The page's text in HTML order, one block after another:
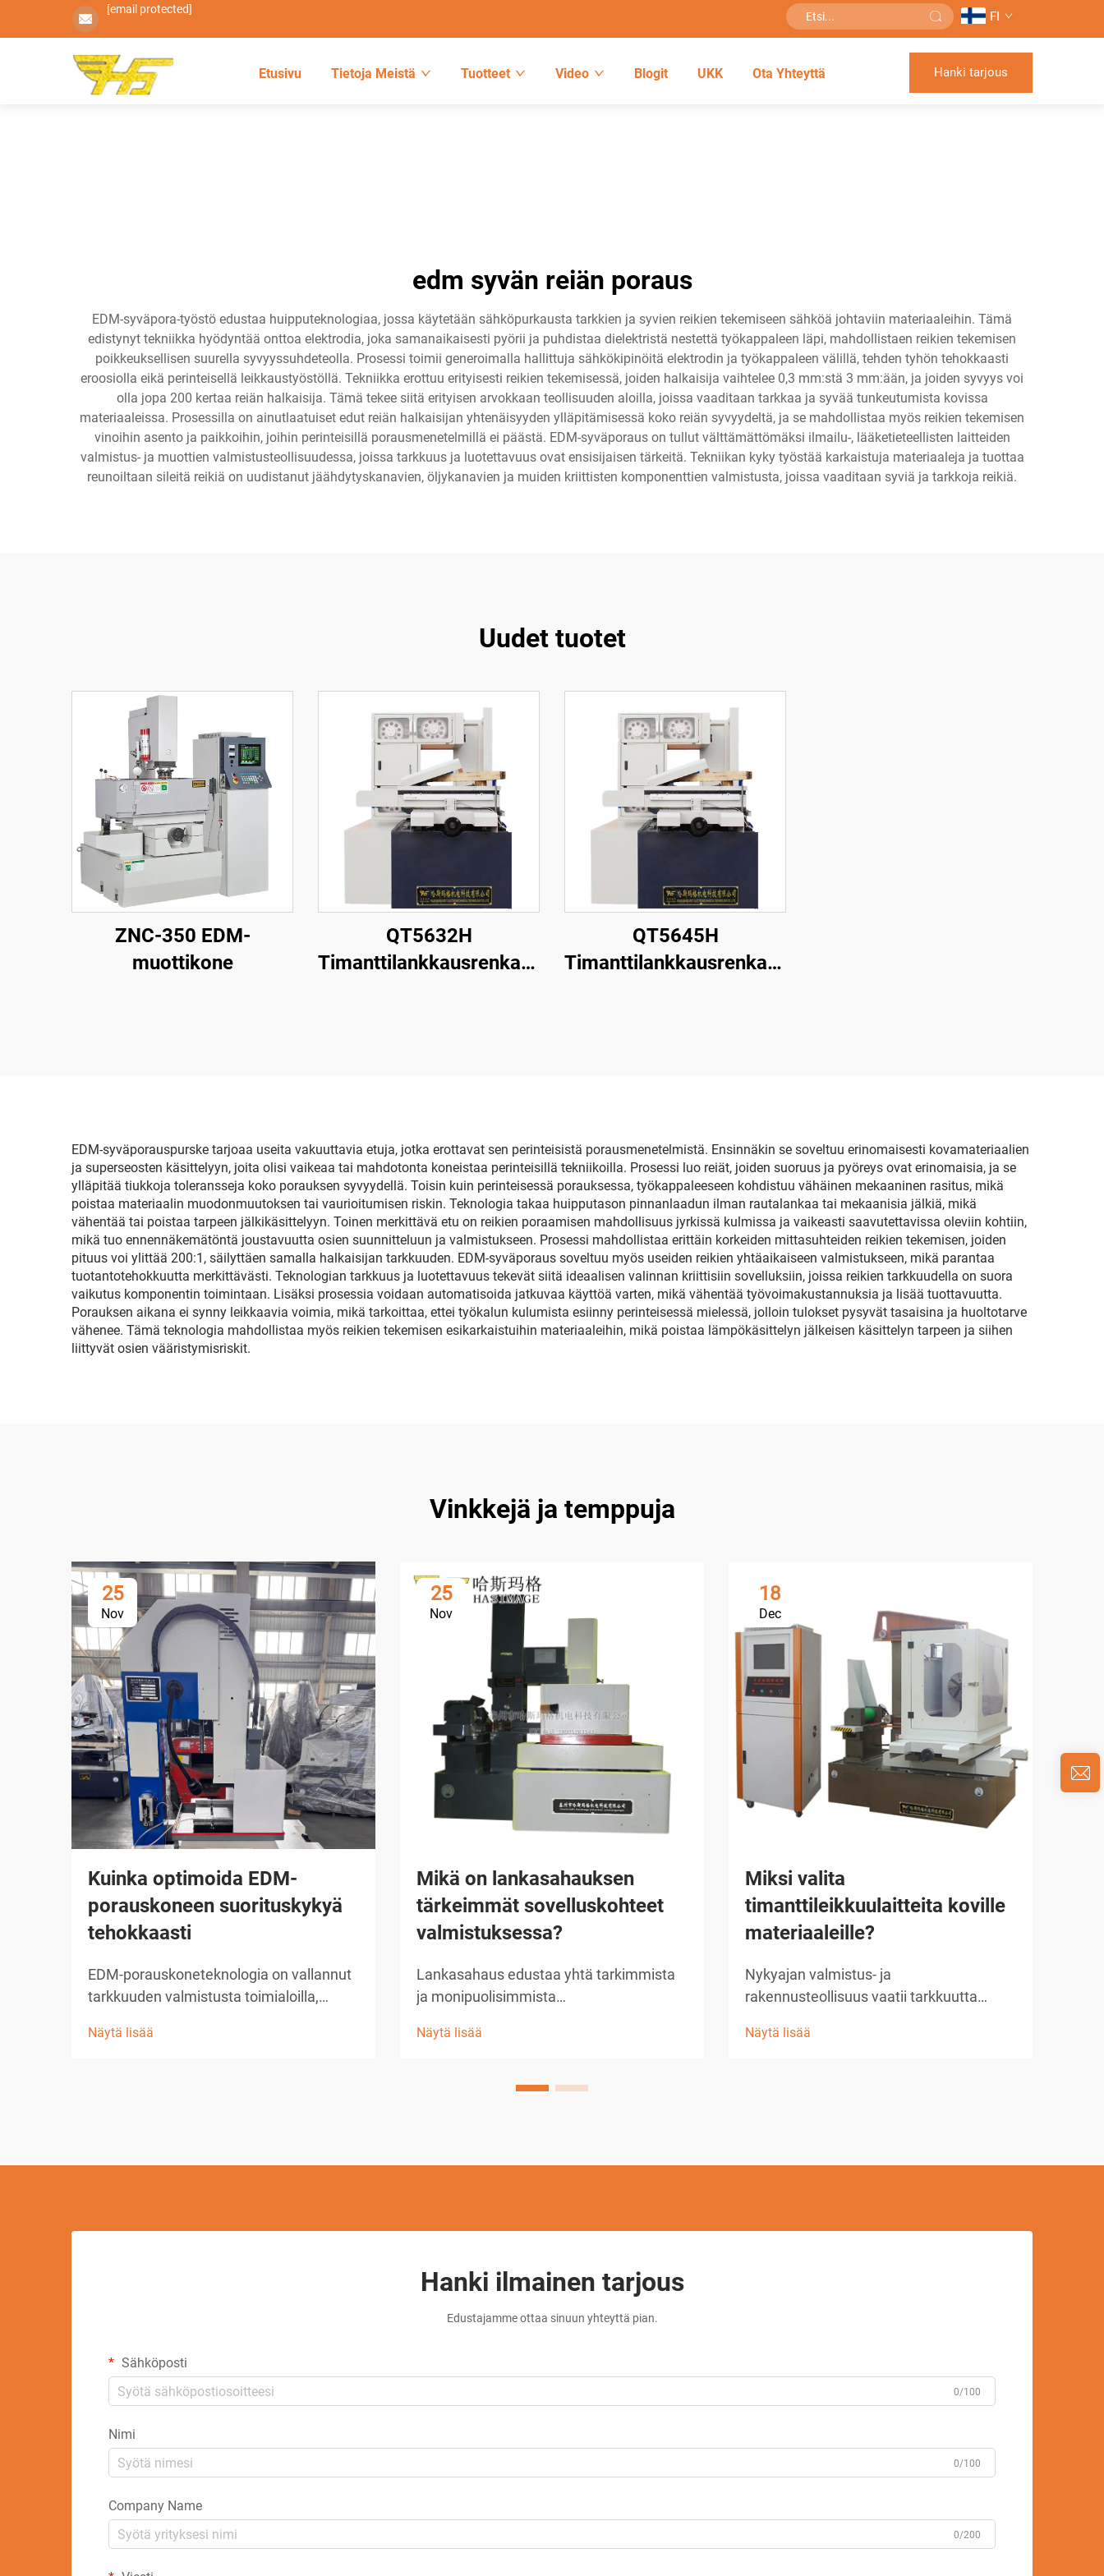
[email protected] FI
Etusivu Tietoja Meistä Tuotteet Video Blogit UKK Ota Yhteyttä Hanki tarjous
edm syvän reiän poraus
EDM-syväpora-työstö edustaa huipputeknologiaa, jossa käytetään sähköpurkausta tarkkien ja syvien reikien tekemiseen sähköä johtaviin materiaaleihin. Tämä
edistynyt tekniikka hyödyntää onttoa elektrodia, joka samanaikaisesti pyörii ja puhdistaa dielektristä nestettä työkappaleen läpi, mahdollistaen reikien tekemisen
poikkeuksellisen suurella syvyyssuhdeteolla. Prosessi toimii generoimalla hallittuja sähkökipinöitä elektrodin ja työkappaleen välillä, tehden tyhön tehokkaasti
eroosiolla eikä perinteisellä leikkaustyöstöllä. Tekniikka erottuu erityisesti reikien tekemisessä, joiden halkaisija vaihtelee 0,3 mm:stä 3 mm:ään, ja joiden syvyys voi
olla jopa 200 kertaa reiän halkaisija. Tämä tekee siitä erityisen arvokkaan teollisuuden aloilla, joissa vaaditaan tarkkaa ja syvää tunkeutumista kovissa
materiaaleissa. Prosessilla on ainutlaatuiset edut reiän halkaisijan yhtenäisyyden ylläpitämisessä koko reiän syvyydeltä, ja se mahdollistaa myös reikien tekemisen
vinoihin asento ja paikkoihin, joihin perinteisillä porausmenetelmillä ei päästä. EDM-syväporaus on tullut välttämättömäksi ilmailu-, lääketieteellisten laitteiden
valmistus- ja muottien valmistusteollisuudessa, joissa tarkkuus ja luotettavuus ovat ensisijaisen tärkeitä. Tekniikan kyky työstää karkaistuja materiaaleja ja tuottaa
reunoiltaan sileitä reikiä on uudistanut jäähdytyskanavien, öljykanavien ja muiden kriittisten komponenttien valmistusta, joissa vaaditaan syviä ja tarkkoja reikiä.
Uudet tuotet
ZNC-350 EDM-
muottikone
QT5632H
Timanttilankkausrenkaan
QT5645H
Timanttilankkausrenkaan
EDM-syväporauspurske tarjoaa useita vakuuttavia etuja, jotka erottavat sen perinteisistä porausmenetelmistä. Ensinnäkin se soveltuu erinomaisesti kovamateriaalien
ja superseosten käsittelyyn, joita olisi vaikeaa tai mahdotonta koneistaa perinteisillä tekniikoilla. Prosessi luo reiät, joiden suoruus ja pyöreys ovat erinomaisia, ja se
ylläpitää tiukkoja toleransseja koko porauksen syvyydellä. Toisin kuin perinteisessä porauksessa, työkappaleeseen kohdistuu vähäinen mekaaninen rasitus, mikä
poistaa materiaalin muodonmuutoksen tai vaurioitumisen riskin. Teknologia takaa huipputason pinnanlaadun ilman rautalankaa tai mekaanisia jälkiä, mikä
vähentää tai poistaa tarpeen jälkikäsittelyyn. Toinen merkittävä etu on reikien poraamisen mahdollisuus jyrkissä kulmissa ja vaikeasti saavutettavissa oleviin kohtiin,
mikä tuo ennennäkemätöntä joustavuutta osien suunnitteluun ja valmistukseen. Prosessi mahdollistaa erittäin korkeiden mittasuhteiden reikien tekemisen, joiden
pituus voi ylittää 200:1, säilyttäen samalla halkaisijan tarkkuuden. EDM-syväporaus soveltuu myös useiden reikien yhtäaikaiseen valmistukseen, mikä parantaa
tuotantotehokkuutta merkittävästi. Teknologian tarkkuus ja luotettavuus tekevät siitä ideaalisen valinnan kriittisiin sovelluksiin, joissa reikien tarkkuudella on suora
vaikutus komponentin toimintaan. Lisäksi prosessia voidaan automatisoida jatkuvaa käyttöä varten, mikä vähentää työvoimakustannuksia ja lisää tuottavuutta.
Porauksen aikana ei synny leikkaavia voimia, mikä tarkoittaa, ettei työkalun kulumista esiinny perinteisessä mielessä, jolloin tulokset pysyvät tasaisina ja huoltotarve
vähenee. Tämä teknologia mahdollistaa myös reikien tekemisen esikarkaistuihin materiaaleihin, mikä poistaa lämpökäsittelyn jälkeisen käsittelyn tarpeen ja siihen
liittyvät osien vääristymisriskit.
Vinkkejä ja temppuja
25
Nov
Kuinka optimoida EDM-
porauskoneen suorituskykyä
tehokkaasti
EDM-porauskoneteknologia on vallannut
tarkkuuden valmistusta toimialoilla,
kehittyneet sähköpuru-laitteet tarjoavat
Näytä lisää
25
Nov
Mikä on lankasahauksen
tärkeimmät sovelluskohteet
valmistuksessa?
Lankasahaus edustaa yhtä tarkimmista
ja monipuolisimmista
nykyaikainen teollisuus voi käyttää. Tämä
sähköpurkauksia ohuen langan ja
Näytä lisää
18
Dec
Miksi valita
timanttileikkuulaitteita koville
materiaaleille?
Nykyajan valmistus- ja
rakennusteollisuus vaatii tarkkuutta
insinööritieteiden tuntemia hankimpia
Näytä lisää
Hanki ilmainen tarjous
Edustajamme ottaa sinuun yhteyttä pian.
Sähköposti
0/100
Nimi
0/100
Company Name
0/200